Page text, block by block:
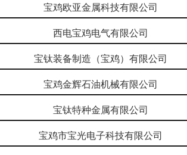
宝鸡欧亚金属科技有限公司
西电宝鸡电气有限公司
宝钛装备制造（宝鸡）有限公司
宝鸡金辉石油机械有限公司
宝钛特种金属有限公司
宝鸡市宝光电子科技有限公司